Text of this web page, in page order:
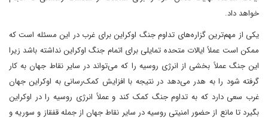
خواهد داد.
یکی از مهم‌ترین گزاره‌های تداوم جنگ اوکراین برای غرب در این مسئله است که
ممکن است عملاً ایالات متحده تمایلی برای اتمام جنگ اوکراین نداشته باشد زیرا
این جنگ عملاً بخشی از انرژی روسیه را که می‌تواند در سایر نقاط جهان به کار
گرفته شود را به هدر می‌دهد در نتیجه با افزایش کمک‌رسانی به اوکراین جهان
غرب سعی دارد که به تداوم جنگ کمک کند و عملاً انرژی روسیه را در اوکراین
بگیرد تا مانع از حضور امنیتی روسیه در سایر نقاط جهان از جمله قفقاز و سوریه و